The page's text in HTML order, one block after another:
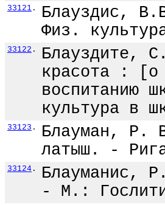
33121 .
Блауздис,
Физ.
33122 .
Блауздите,
красота : [о
воспитанию
культура
33123 .
Блауман, Р.
латыш. -
33124 .
Блауманис,
- М.: